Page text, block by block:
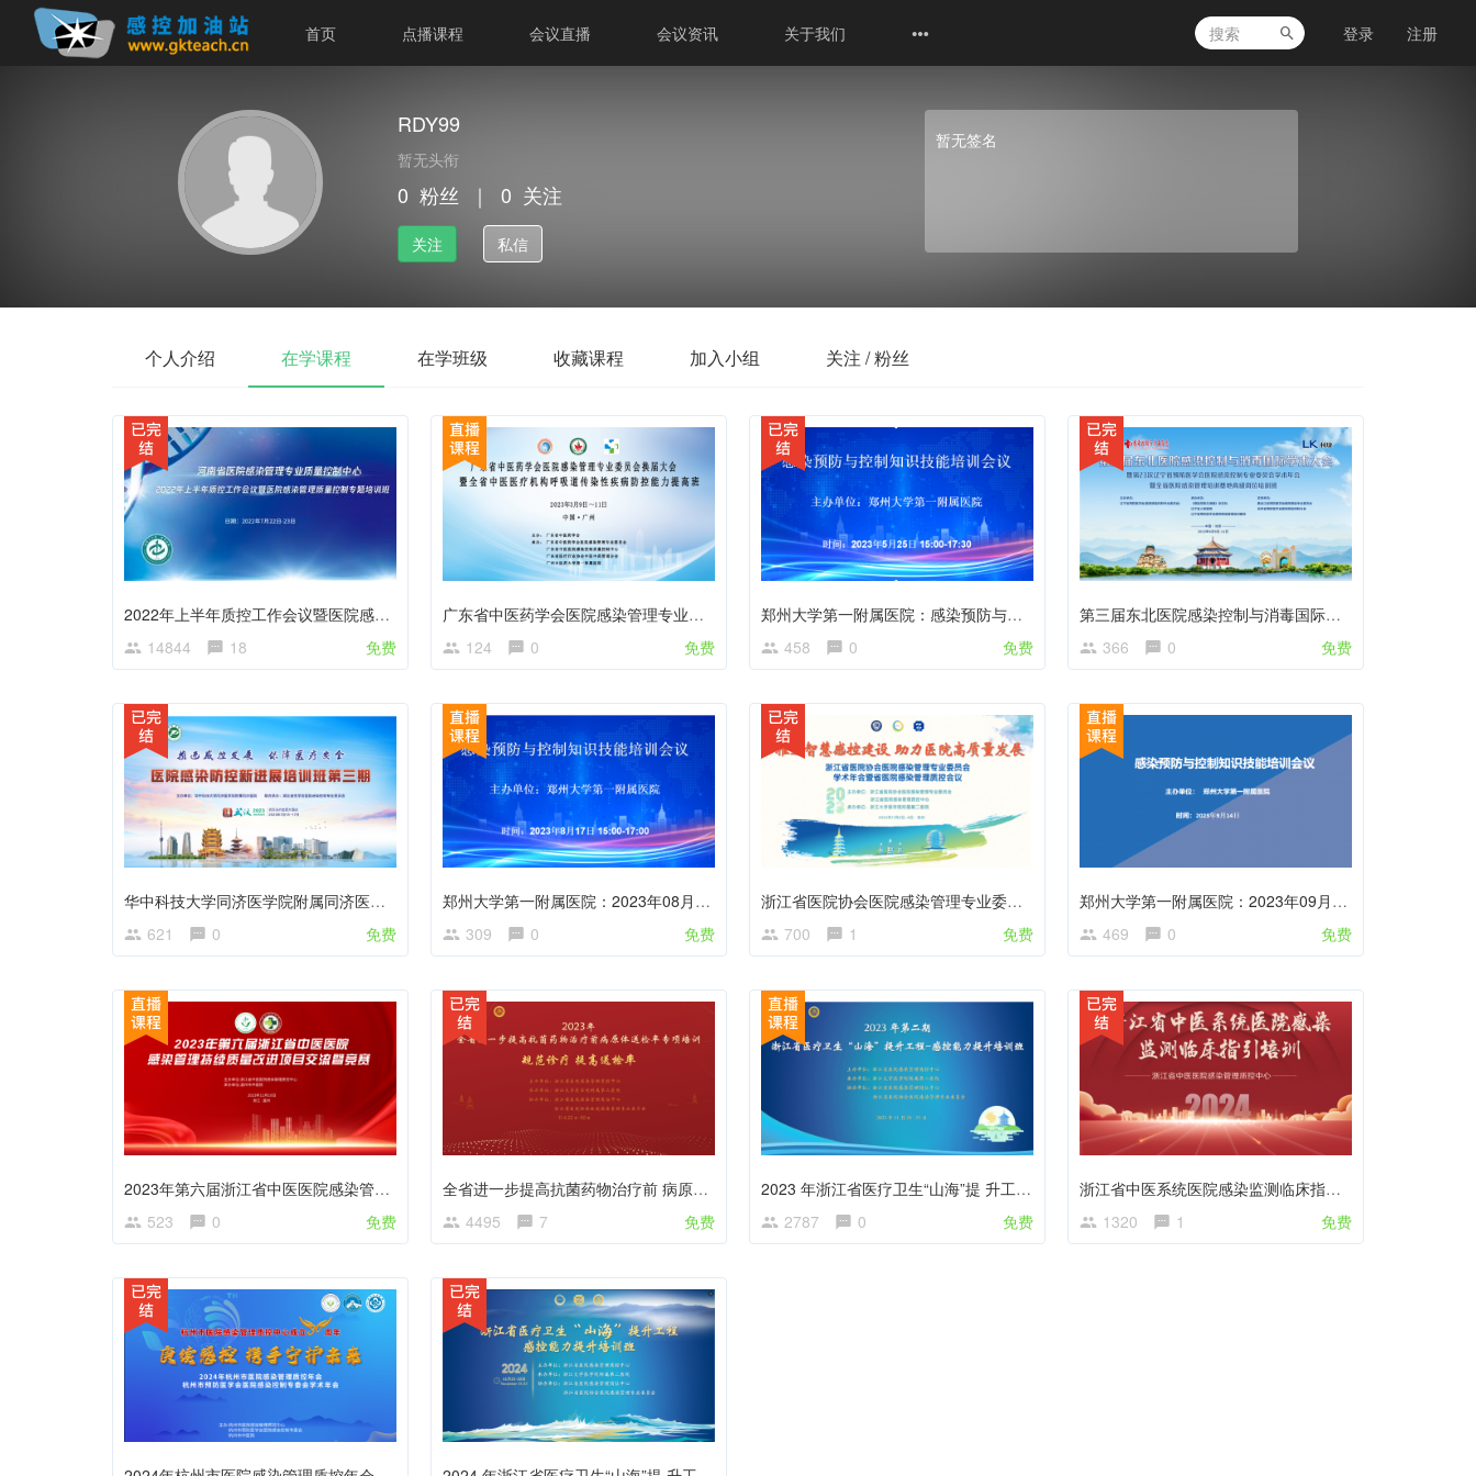
首页 点播课程 会议直播 会议资讯 关于我们 登录 注册
RDY99
暂无头衔
0 粉丝 ｜ 0 关注
关注 私信
暂无签名
个人介绍 在学课程 在学班级 收藏课程 加入小组 关注 / 粉丝
2022年上半年质控工作会议暨医院感染管理质量控制专题培训班
14844
18 免费
广东省中医药学会医院感染管理专业委员会换届大会暨全省中医医疗机构呼吸道传染性疾病防控能力提高班
124
0 免费
郑州大学第一附属医院：感染预防与控制知识技能培训会议
458
0 免费
第三届东北医院感染控制与消毒国际学术大会暨辽宁省预防医学会第23次医院感染控制专业委员会学术年会暨第六期全省医院感染管理培训基地高级岗位培训班
366
0 免费
华中科技大学同济医学院附属同济医院感染防控新进展第三期培训班
621
0 免费
郑州大学第一附属医院：2023年08月17日感染预防与控制知识技能培训会议
309
0 免费
浙江省医院协会医院感染管理专业委员会 2023 年学术年会暨省医院感染管理质控会议—无直播
700
1 免费
郑州大学第一附属医院：2023年09月14日感染预防与控制知识技能培训会议
469
0 免费
2023年第六届浙江省中医医院感染管理持续质量改进项目交流暨竞赛活动
523
0 免费
全省进一步提高抗菌药物治疗前 病原体送检率专项培训
4495
7 免费
2023 年浙江省医疗卫生“山海”提 升工程-感控能力提升培训班
2787
0 免费
浙江省中医系统医院感染监测临床指引培训课程
1320
1 免费